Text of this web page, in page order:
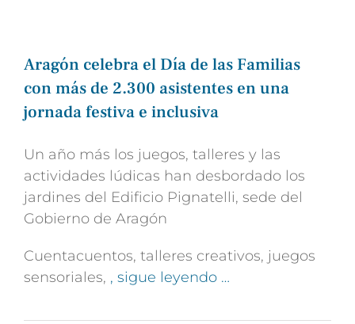
Aragón celebra el Día de las Familias
con más de 2.300 asistentes en una
jornada festiva e inclusiva
Un año más los juegos, talleres y las
actividades lúdicas han desbordado los
jardines del Edificio Pignatelli, sede del
Gobierno de Aragón
Cuentacuentos, talleres creativos, juegos
sensoriales, , sigue leyendo …